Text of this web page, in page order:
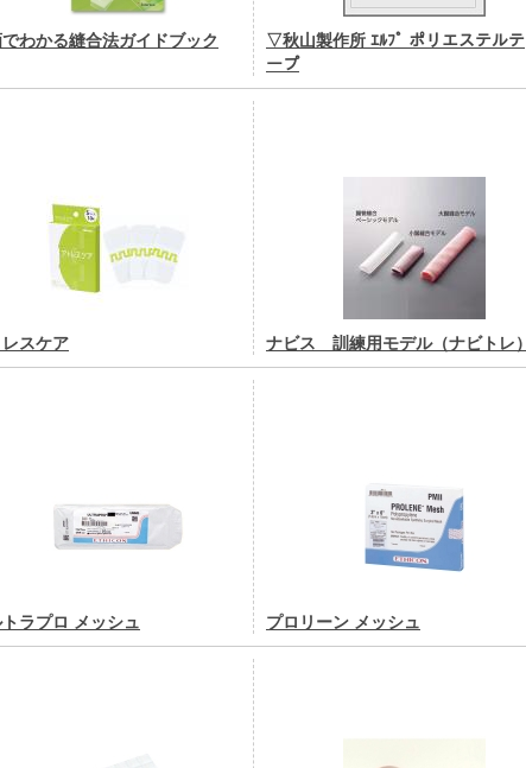
わかる縫合法ガイドブック
▽秋山製作所 ｴﾙﾌﾟ ポリエステルテ
ープ
スケア ナビス 訓練用モデル（ナビトレ）
ラプロ メッシュ プロリーン メッシュ